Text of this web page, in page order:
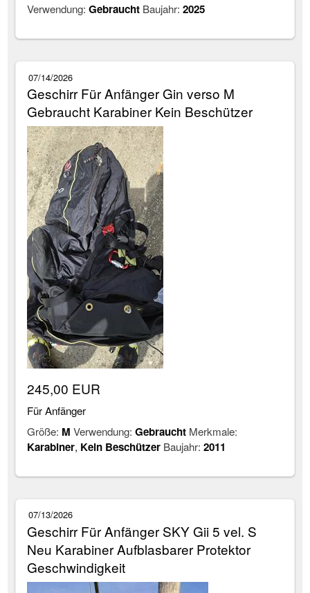
Verwendung:Gebraucht Baujahr:2025
07/14/2026
Geschirr Für Anfänger Gin verso M
Gebraucht Karabiner Kein Beschützer
245,00 EUR
Für Anfänger
Größe: M Verwendung:Gebraucht Merkmale:
Karabiner, Kein Beschützer Baujahr:2011
07/13/2026
Geschirr Für Anfänger SKY Gii 5 vel. S
Neu Karabiner Aufblasbarer Protektor
Geschwindigkeit